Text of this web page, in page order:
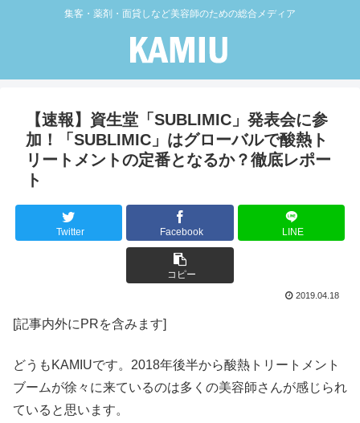
集客・薬剤・面貸しなど美容師のための総合メディア
【速報】資生堂「SUBLIMIC」発表会に参
加！「SUBLIMIC」はグローバルで酸熱ト
リートメントの定番となるか？徹底レポー
ト
Twitter Facebook LINE
コピー
2019.04.18
[記事内外にPRを含みます]
どうもKAMIUです。2018年後半から酸熱トリートメント
ブームが徐々に来ているのは多くの美容師さんが感じられ
ていると思います。